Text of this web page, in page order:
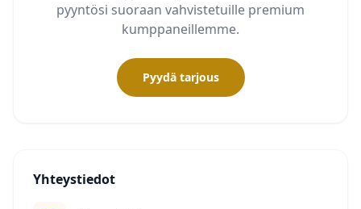
pyyntösi suoraan vahvistetuille premium
kumppaneillemme.
Pyydä tarjous
Yhteystiedot